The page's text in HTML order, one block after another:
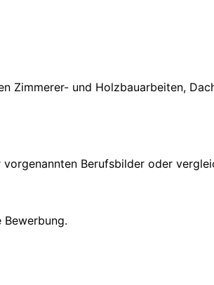
Zimmerer- und Holzbauarbeiten,
Berufsbilder oder